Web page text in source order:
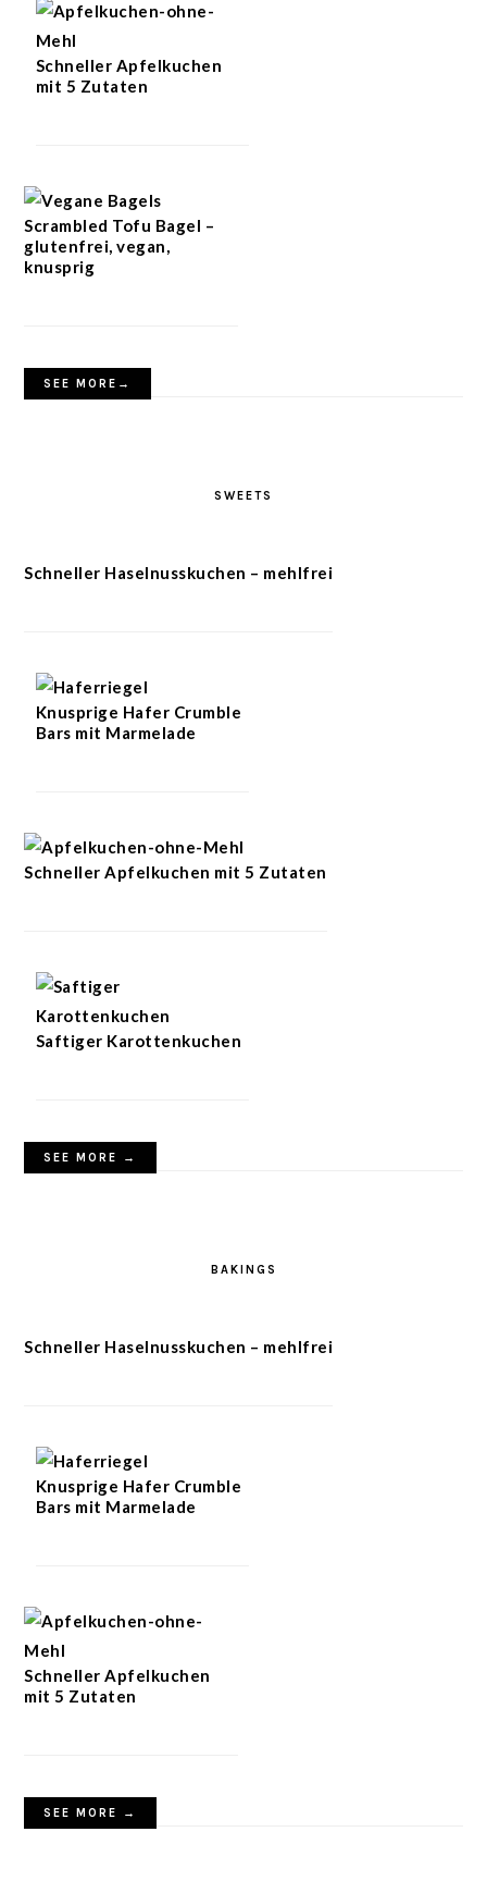
Schneller Apfelkuchen
mit 5 Zutaten
Scrambled Tofu Bagel –
glutenfrei, vegan,
knusprig
SEE MORE→
SWEETS
Schneller Haselnusskuchen – mehlfrei
Knusprige Hafer Crumble
Bars mit Marmelade
Schneller Apfelkuchen mit 5 Zutaten
Saftiger Karottenkuchen
SEE MORE →
BAKINGS
Schneller Haselnusskuchen – mehlfrei
Knusprige Hafer Crumble
Bars mit Marmelade
Schneller Apfelkuchen
mit 5 Zutaten
SEE MORE →